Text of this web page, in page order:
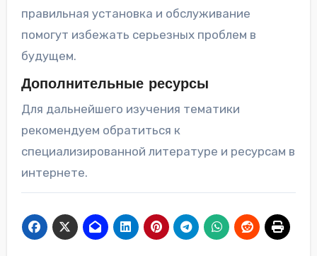
правильная установка и обслуживание
помогут избежать серьезных проблем в
будущем.
Дополнительные ресурсы
Для дальнейшего изучения тематики
рекомендуем обратиться к
специализированной литературе и ресурсам в
интернете.